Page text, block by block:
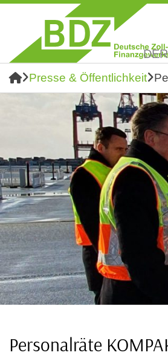
Presse & Öffentlichkeit
Personalräte